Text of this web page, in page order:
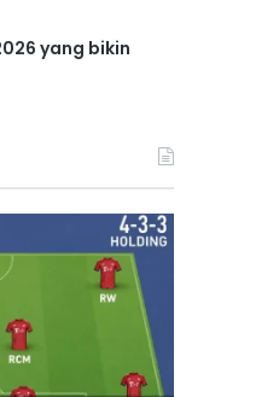
yang bikin